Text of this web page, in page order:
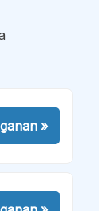
»